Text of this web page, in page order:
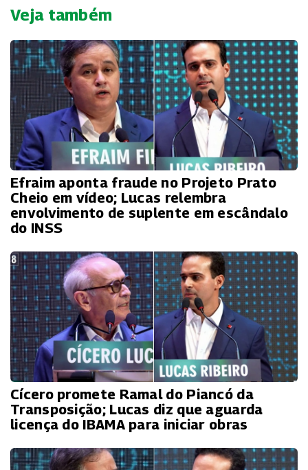
Veja também
Efraim aponta fraude no Projeto Prato
Cheio em vídeo; Lucas relembra
envolvimento de suplente em escândalo
do INSS
Cícero promete Ramal do Piancó da
Transposição; Lucas diz que aguarda
licença do IBAMA para iniciar obras